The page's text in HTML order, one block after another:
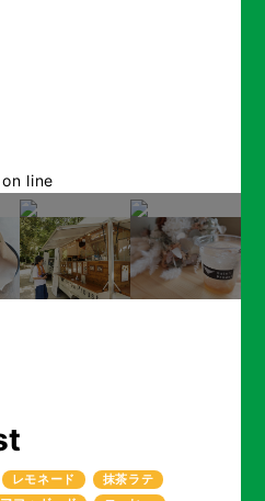
on line
レモネード
抹茶ラテ